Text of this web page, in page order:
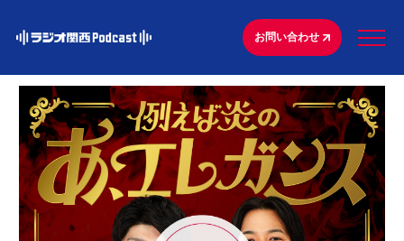
お問い合わせ